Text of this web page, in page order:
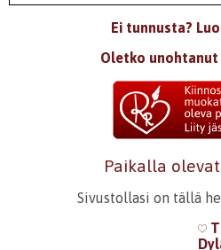
Ei tunnusta?
Oletko unohtanut
Paikalla
Sivustollasi on tällä